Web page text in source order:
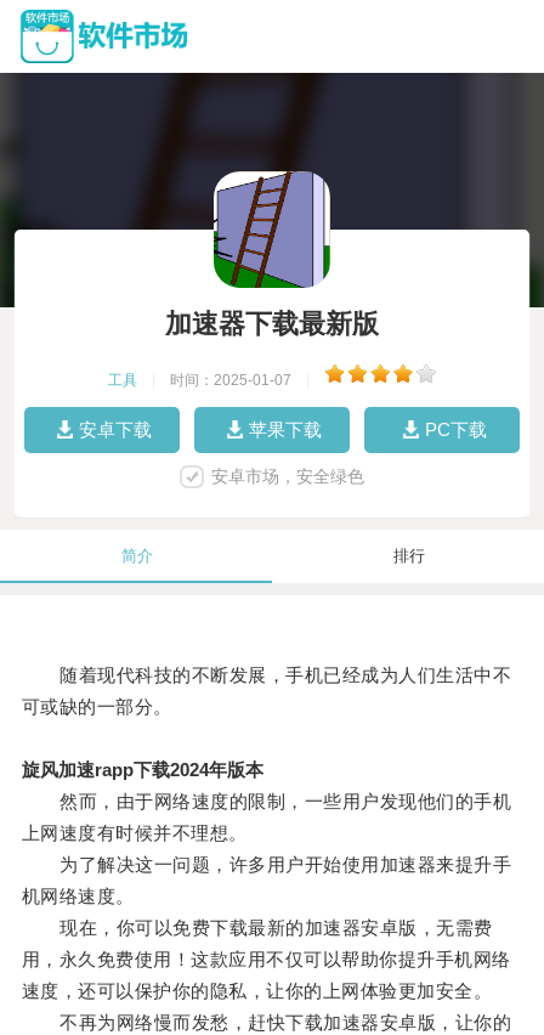
加速器下载最新版
工具 时间：2025-01-07
安卓下载 苹果下载 PC下载
安卓市场，安全绿色
简介 排行
随着现代科技的不断发展，手机已经成为人们生活中不
可或缺的一部分。
旋风加速rapp下载2024年版本
然而，由于网络速度的限制，一些用户发现他们的手机
上网速度有时候并不理想。
为了解决这一问题，许多用户开始使用加速器来提升手
机网络速度。
现在，你可以免费下载最新的加速器安卓版，无需费
用，永久免费使用！这款应用不仅可以帮助你提升手机网络
速度，还可以保护你的隐私，让你的上网体验更加安全。
不再为网络慢而发愁，赶快下载加速器安卓版，让你的